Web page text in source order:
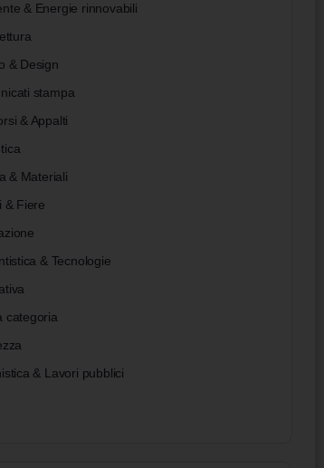
& Energie rinnovabili
& Design
stampa
& Appalti
& Materiali
& Fiere
& Tecnologie
categoria
& Lavori pubblici